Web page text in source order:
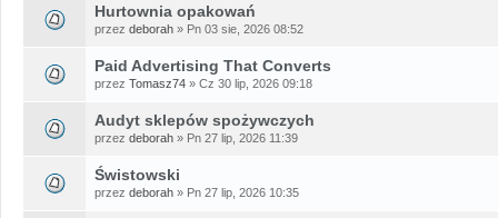
Hurtownia opakowań
przez deborah » Pn 03 sie, 2026 08:52
Paid Advertising That Converts
przez Tomasz74 » Cz 30 lip, 2026 09:18
Audyt sklepów spożywczych
przez deborah » Pn 27 lip, 2026 11:39
Świstowski
przez deborah » Pn 27 lip, 2026 10:35